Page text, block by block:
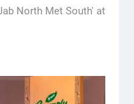
North Met South' at